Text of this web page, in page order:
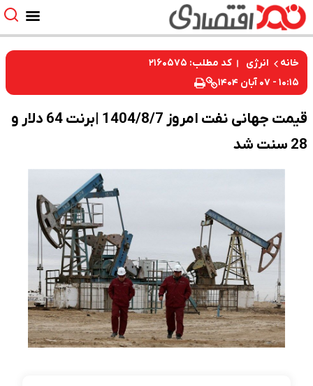
خانه انرژی
کد مطلب: ۲۱۶۰۵۷۵
۱۰:۱۵ - ۰۷ آبان ۱۴۰۴
قیمت جهانی نفت امروز 1404/8/7 |برنت 64 دلار و
28 سنت شد